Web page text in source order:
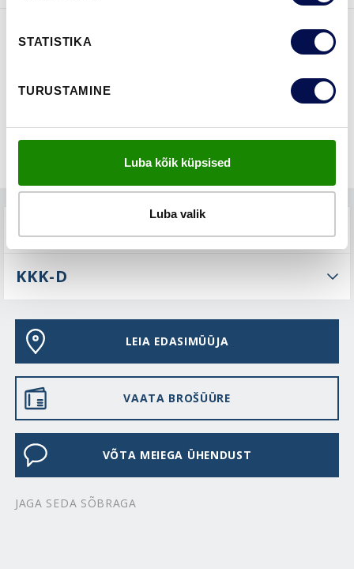
STATISTIKA
TURUSTAMINE
Luba kõik küpsised
Luba valik
TEHNILINE KIRJELDUS
KKK-D
LEIA EDASIMÜÜJA
VAATA BROŠÜÜRE
VÕTA MEIEGA ÜHENDUST
JAGA SEDA SÕBRAGA